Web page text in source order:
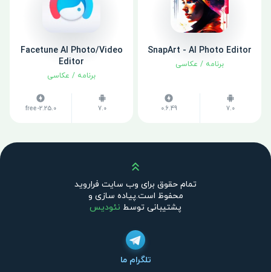
SnapArt - AI Photo Editor
برنامه / عکاسی
7.0
0.6.49
Facetune AI Photo/Video
Editor
برنامه / عکاسی
7.0
2.25.0-free
بالا
تمام حقوق برای وب سایت فراروید
محفوظ است.پیاده سازی و
پشتیبانی توسط نئودیس
تلگرام ما